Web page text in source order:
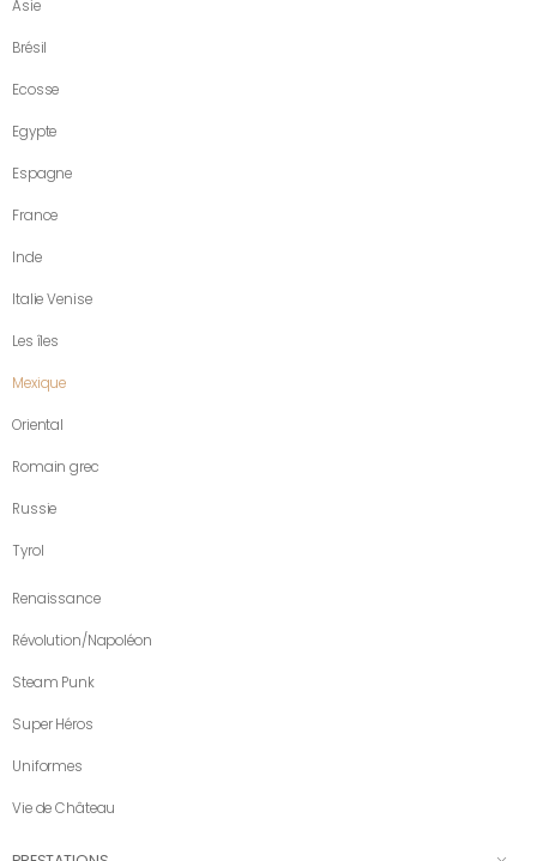
Asie
Brésil
Ecosse
Egypte
Espagne
France
Inde
Italie Venise
Les îles
Mexique
Oriental
Romain grec
Russie
Tyrol
Renaissance
Révolution/Napoléon
Steam Punk
Super Héros
Uniformes
Vie de Château